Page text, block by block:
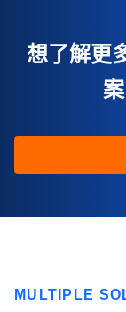
想了解更
MULTIPLE